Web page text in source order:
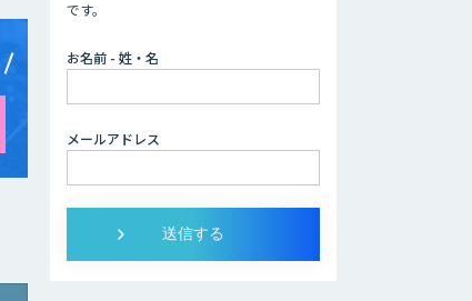
です。
お名前 - 姓・名
メールアドレス